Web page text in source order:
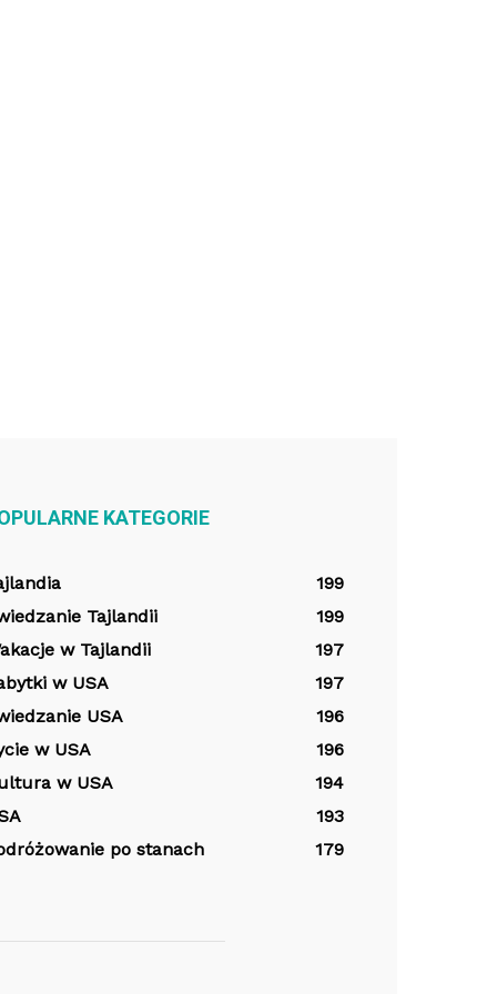
KATEGORIE
199
Tajlandii
199
w Tajlandii
197
w USA
197
USA
196
w USA
196
w USA
194
193
po stanach
179